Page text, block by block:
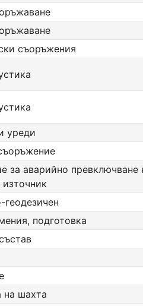
съоръжения
уреди
за аварийно превключване
подготовка
на шахта